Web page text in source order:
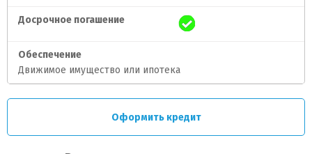
Досрочное погашение
Обеспечение
Движимое имущество или ипотека
Оформить кредит